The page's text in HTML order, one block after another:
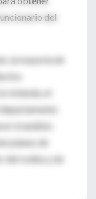
del
la mayoría de
vivienda, el
el análisis
planes de
del vodka y de